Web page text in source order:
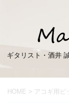
ギタリスト・酒
HOME > アコギ用ピ